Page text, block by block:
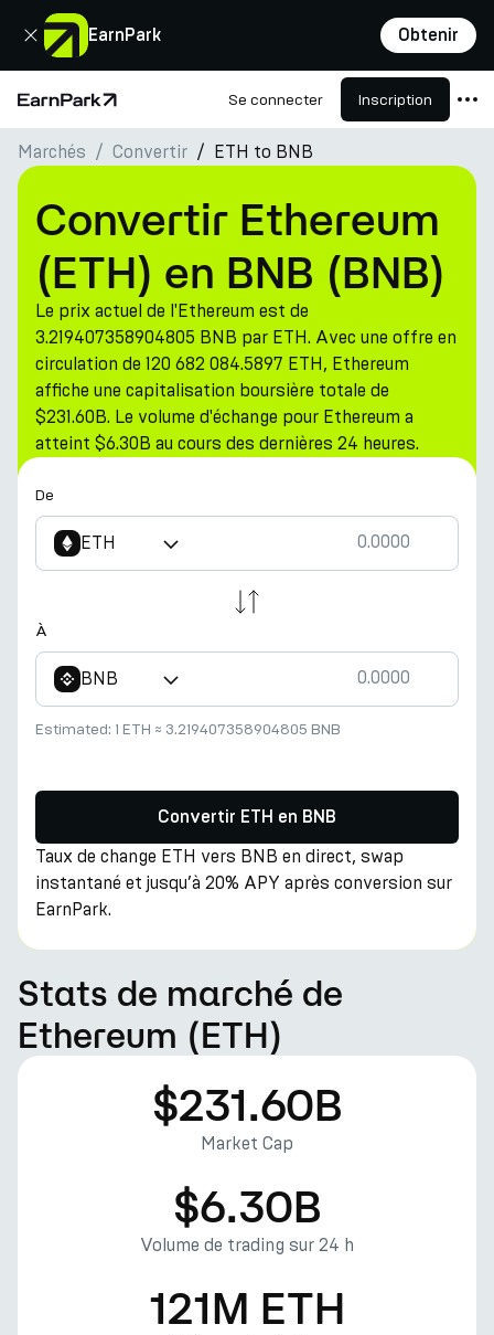
EarnPark Obtenir
Fermer
Page d'accueil Se connecter Inscription
Produits
Marchés
Calculatrices
PARK Token
Ressources
Entreprise
Marchés Convertir ETH to BNB
Convertir Ethereum
(ETH) en BNB (BNB)
Le prix actuel de l'Ethereum est de
3.219407358904805 BNB par ETH. Avec une offre en
circulation de 120 682 084.5897 ETH, Ethereum
affiche une capitalisation boursière totale de
$231.60B. Le volume d'échange pour Ethereum a
atteint $6.30B au cours des dernières 24 heures.
De
ETH
À
BNB
Estimated: 1 ETH ≈ 3.219407358904805 BNB
Convertir ETH en BNB
Taux de change ETH vers BNB en direct, swap
instantané et jusqu’à 20% APY après conversion sur
EarnPark.
Stats de marché de
Ethereum (ETH)
$231.60B
Market Cap
$6.30B
Volume de trading sur 24 h
121M ETH